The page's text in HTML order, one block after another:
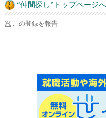
“仲間探し”トップページ
この登録を報告